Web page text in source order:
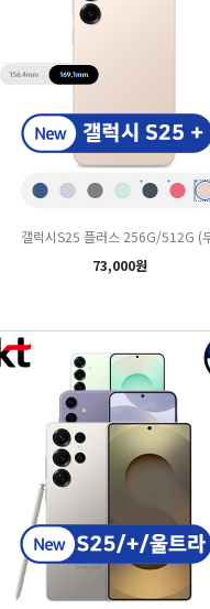
갤럭시S25 플러스 256G/512G (
73,000원